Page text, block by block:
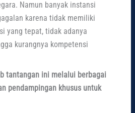
Namun banyak instansi
karena tidak memiliki
yang tepat, tidak adanya
kurangnya kompetensi
tantangan ini melalui berbagai
pendampingan khusus untuk